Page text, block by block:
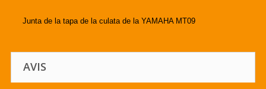
Junta de la tapa de la culata de la YAMAHA MT09
AVIS